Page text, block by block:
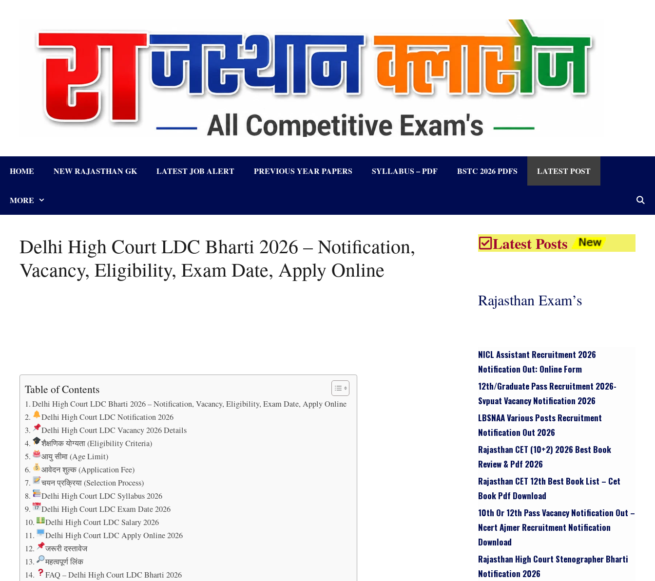
HOME NEW RAJASTHAN GK LATEST JOB ALERT PREVIOUS YEAR PAPERS SYLLABUS – PDF BSTC 2026 PDFS LATEST POST
MORE
Delhi High Court LDC Bharti 2026 – Notification,
Vacancy, Eligibility, Exam Date, Apply Online
Table of Contents
Delhi High Court LDC Bharti 2026 – Notification, Vacancy, Eligibility, Exam Date, Apply Online
Delhi High Court LDC Notification 2026
Delhi High Court LDC Vacancy 2026 Details
शैक्षणिक योग्यता (Eligibility Criteria)
आयु सीमा (Age Limit)
आवेदन शुल्क (Application Fee)
चयन प्रक्रिया (Selection Process)
Delhi High Court LDC Syllabus 2026
Delhi High Court LDC Exam Date 2026
Delhi High Court LDC Salary 2026
Delhi High Court LDC Apply Online 2026
जरूरी दस्तावेज
महत्वपूर्ण लिंक
FAQ – Delhi High Court LDC Bharti 2026
Latest Posts
Rajasthan Exam’s
NICL Assistant Recruitment 2026
Notification Out: Online Form
12th/graduate Pass Recruitment 2026-
Svpuat Vacancy Notification 2026
LBSNAA Various Posts Recruitment
Notification Out 2026
Rajasthan CET (10+2) 2026 Best Book
Review & Pdf 2026
Rajasthan CET 12th Best Book List – Cet
Book Pdf Download
10th Or 12th Pass Vacancy Notification Out –
Ncert Ajmer Recruitment Notification
Download
Rajasthan High Court Stenographer Bharti
Notification 2026